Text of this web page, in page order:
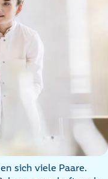
sich viele Paare.